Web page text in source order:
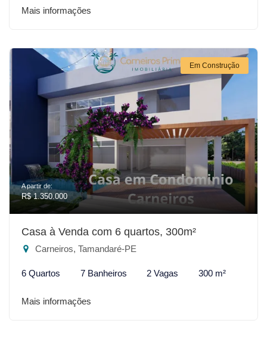
Mais informações
Em Construção
A partir de:
R$ 1.350.000
Casa à Venda com 6 quartos, 300m²
Carneiros, Tamandaré-PE
6 Quartos 7 Banheiros 2 Vagas 300 m²
Mais informações